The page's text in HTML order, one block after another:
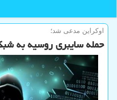
اوكراین مدعی شد؛
حمله سایبری روسیه به